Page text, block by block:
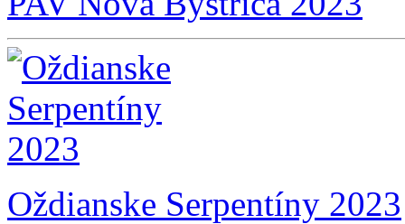
Oždianske Serpentíny 2023